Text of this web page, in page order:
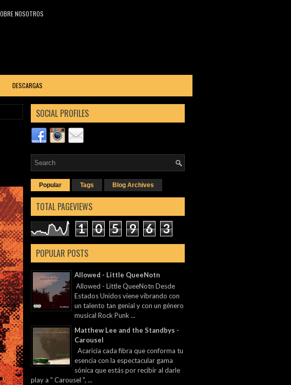
NOSOTROS
DESCARGAS
SOCIAL PROFILES
Popular Tags Blog Archives
TOTAL PAGEVIEWS
1 0 5 9 6 3
POPULAR POSTS
Allowed - Little QueeNotn
Allowed - Little QueeNotn Desde
Estados Unidos viene vibrando con
un talento tan genial y con un género
musical Rock Punk ...
Matthew Lee and the Standbys -
Carousel
Acaricia cada fibra que conforma tu
esencia con la espectacular gama
sónica que estás por recibir al darle
play a " Carousel ", ...